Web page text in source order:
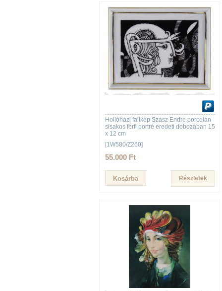
Hollóházi falikép Szász Endre porcelán
sisakos férfi portré eredeti dobozában 15
x 12 cm
[1W580/Z260]
55.000 Ft
Részletek